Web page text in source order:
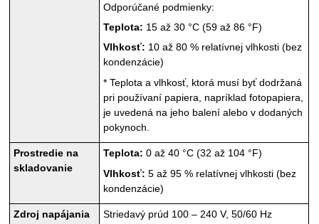
Odporúčané podmienky:
Teplota: 15 až 30 °C (59 až 86 °F)
Vlhkosť: 10 až 80 % relatívnej vlhkosti (bez
kondenzácie)
* Teplota a vlhkosť, ktorá musí byť dodržaná
pri používaní papiera, napríklad fotopapiera,
je uvedená na jeho balení alebo v dodaných
pokynoch.
Prostredie na
skladovanie
Teplota: 0 až 40 °C (32 až 104 °F)
Vlhkosť: 5 až 95 % relatívnej vlhkosti (bez
kondenzácie)
Zdroj napájania
Striedavý prúd 100 – 240 V, 50/60 Hz